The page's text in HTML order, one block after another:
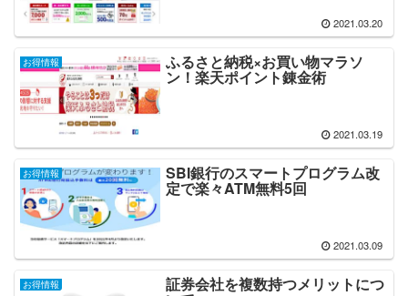
2021.03.20
お得情報 ふるさと納税×お買い物マラソ
ン！楽天ポイント錬金術
2021.03.19
お得情報 SBI銀行のスマートプログラム改
定で楽々ATM無料5回
2021.03.09
お得情報 証券会社を複数持つメリットにつ